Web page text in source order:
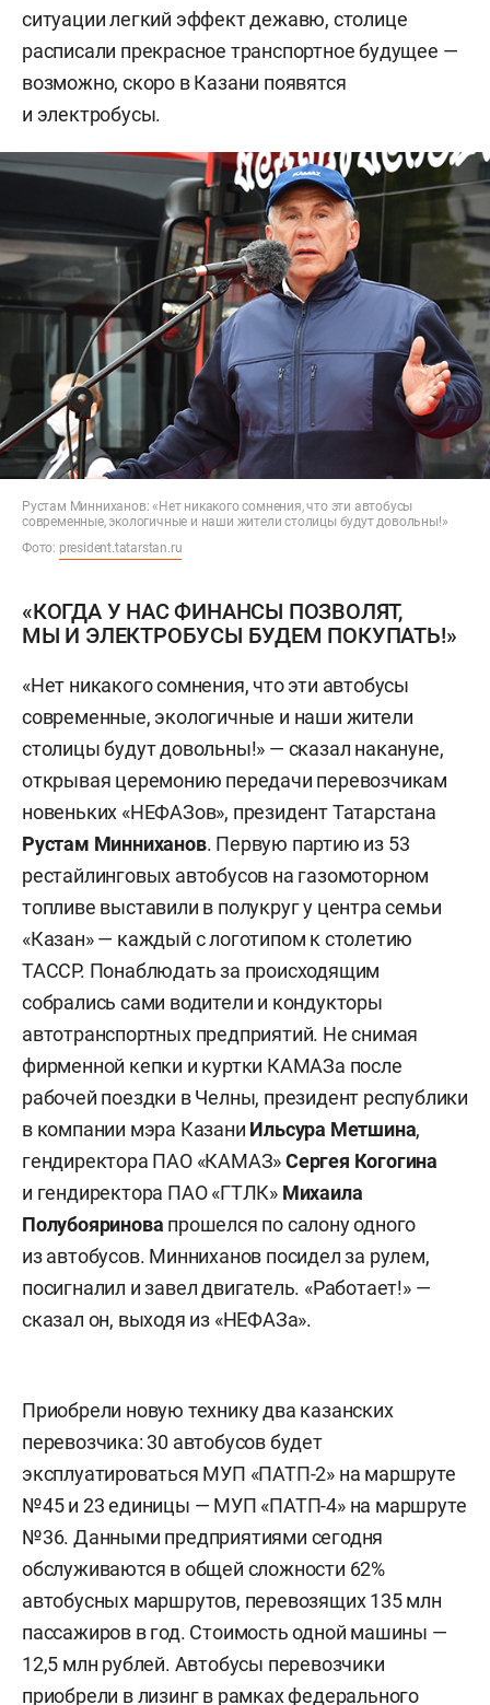
ситуации легкий эффект дежавю, столице
расписали прекрасное транспортное будущее —
возможно, скоро в Казани появятся
и электробусы.
Рустам Минниханов: «Нет никакого сомнения, что эти автобусы
современные, экологичные и наши жители столицы будут довольны!»
Фото: president.tatarstan.ru
«КОГДА У НАС ФИНАНСЫ ПОЗВОЛЯТ,
МЫ И ЭЛЕКТРОБУСЫ БУДЕМ ПОКУПАТЬ!»
«Нет никакого сомнения, что эти автобусы
современные, экологичные и наши жители
столицы будут довольны!» — сказал накануне,
открывая церемонию передачи перевозчикам
новеньких «НЕФАЗов», президент Татарстана
Рустам Минниханов. Первую партию из 53
рестайлинговых автобусов на газомоторном
топливе выставили в полукруг у центра семьи
«Казан» — каждый с логотипом к столетию
ТАССР. Понаблюдать за происходящим
собрались сами водители и кондукторы
автотранспортных предприятий. Не снимая
фирменной кепки и куртки КАМАЗа после
рабочей поездки в Челны, президент республики
в компании мэра Казани Ильсура Метшина,
гендиректора ПАО «КАМАЗ»Сергея Когогина
и гендиректора ПАО «ГТЛК» Михаила
Полубояринова прошелся по салону одного
из автобусов. Минниханов посидел за рулем,
посигналил и завел двигатель. «Работает!» —
сказал он, выходя из «НЕФАЗа».
Приобрели новую технику два казанских
перевозчика: 30 автобусов будет
эксплуатироваться МУП «ПАТП-2» на маршруте
№45 и 23 единицы — МУП «ПАТП-4» на маршруте
№36. Данными предприятиями сегодня
обслуживаются в общей сложности 62%
автобусных маршрутов, перевозящих 135 млн
пассажиров в год. Стоимость одной машины —
12,5 млн рублей. Автобусы перевозчики
приобрели в лизинг в рамках федерального